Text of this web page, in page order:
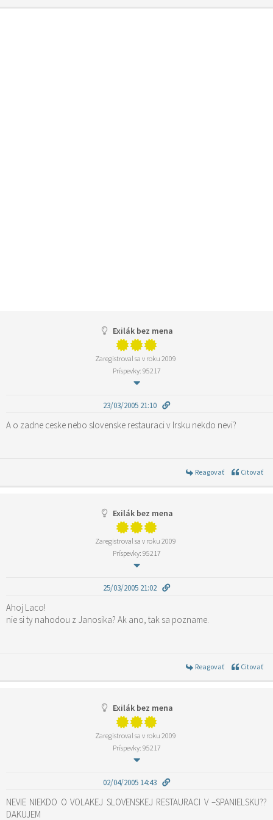
Exilák bez mena
Zaregistroval sa v roku 2009
Príspevky: 95217
23/03/2005 21:10
A o zadne ceske nebo slovenske restauraci v Irsku nekdo nevi?
Reagovať Citovať
Exilák bez mena
Zaregistroval sa v roku 2009
Príspevky: 95217
25/03/2005 21:02
Ahoj Laco!
nie si ty nahodou z Janosika? Ak ano, tak sa pozname.
Reagovať Citovať
Exilák bez mena
Zaregistroval sa v roku 2009
Príspevky: 95217
02/04/2005 14:43
NEVIE NIEKDO O VOLAKEJ SLOVENSKEJ RESTAURACI V –SPANIELSKU??
DAKUJEM